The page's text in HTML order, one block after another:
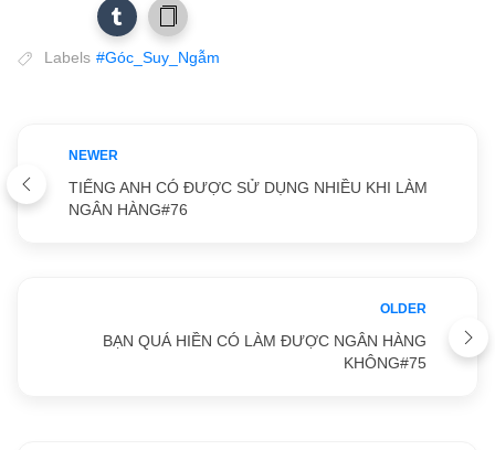
Labels #Góc_Suy_Ngẫm
NEWER
TIẾNG ANH CÓ ĐƯỢC SỬ DỤNG NHIỀU KHI LÀM
NGÂN HÀNG#76
OLDER
BẠN QUÁ HIỀN CÓ LÀM ĐƯỢC NGÂN HÀNG
KHÔNG#75